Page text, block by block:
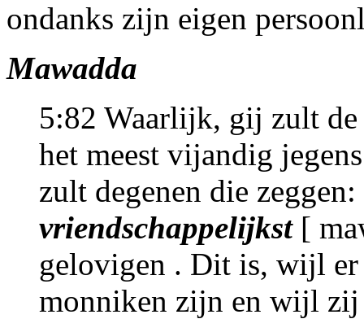
ondanks zijn eigen
Mawadda
5:82 Waarlijk, gij zult de
het meest vijandig
zult degenen die
vriendschappelijkst[
gelovigen . Dit is, wijl er
monniken zijn en wijl